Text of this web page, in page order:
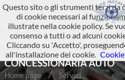
SERVIZI - OFFICINA
CONCESSIONARIA AUTO
Home page Servizi
Questo sito o gli strumenti terzi da
di cookie necessari al
illustrate nella cookie policy. Se
consenso a tutti o ad alcuni
Cliccando su 'Accetto',
all'installazione dei cookie.